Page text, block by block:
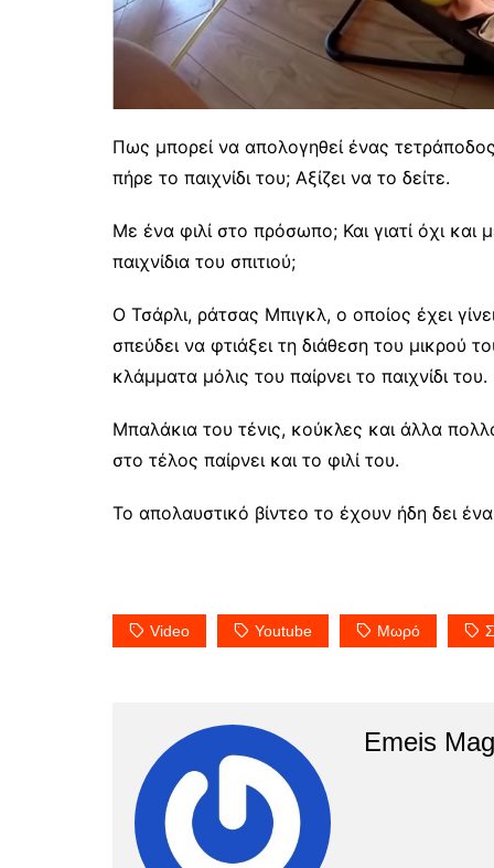
Πως μπορεί να απολογηθεί ένας
πήρε το παιχνίδι του; Αξίζει να το δείτε.
Με ένα φιλί στο πρόσωπο; Και γιατί όχι και
παιχνίδια του σπιτιού;
Ο Τσάρλι, ράτσας Μπιγκλ, o οποίος έχει
σπεύδει να φτιάξει τη διάθεση του μικρού
κλάμματα μόλις του παίρνει το παιχνίδι του.
Μπαλάκια του τένις, κούκλες και άλλα
στο τέλος παίρνει και το φιλί του.
Το απολαυστικό βίντεο το έχουν ήδη δει
Video Youtube Μωρό
Emeis